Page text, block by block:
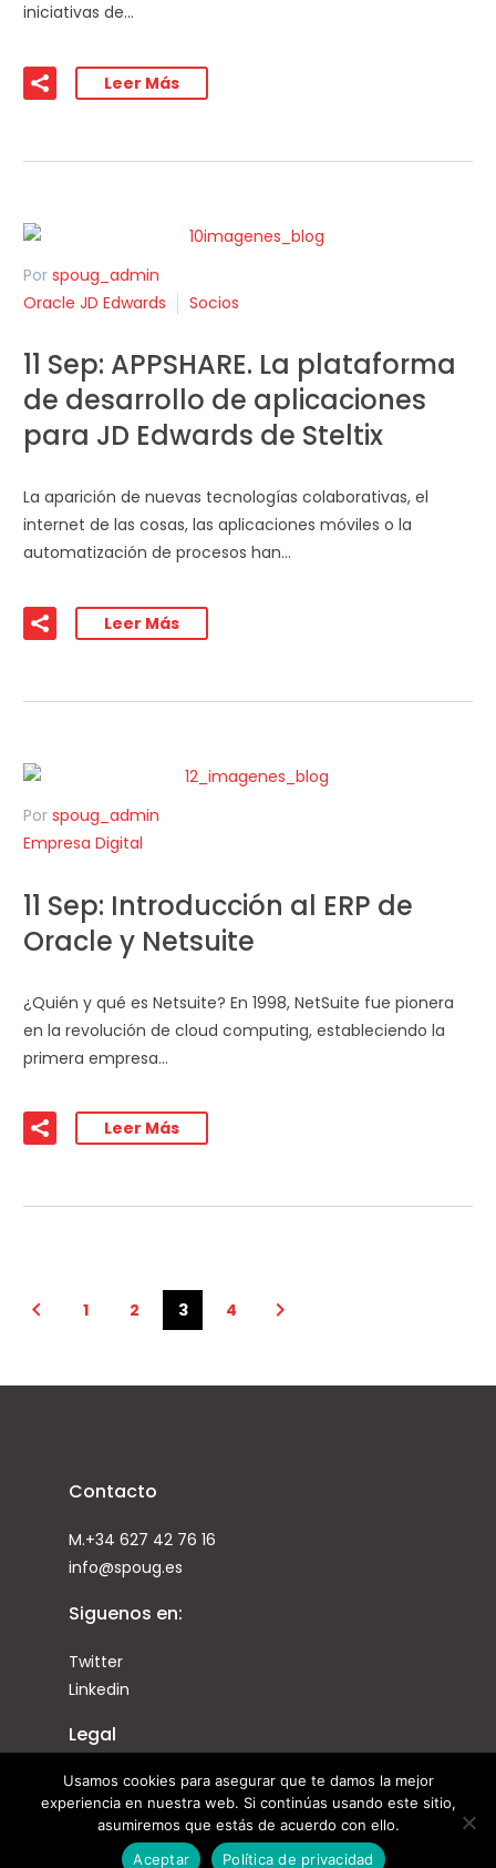
iniciativas de…
Leer Más
Por spoug_admin
Oracle JD Edwards
Socios
11 Sep: APPSHARE. La plataforma
de desarrollo de aplicaciones
para JD Edwards de Steltix
La aparición de nuevas tecnologías colaborativas, el
internet de las cosas, las aplicaciones móviles o la
automatización de procesos han…
Leer Más
Por spoug_admin
Empresa Digital
11 Sep: Introducción al ERP de
Oracle y Netsuite
¿Quién y qué es Netsuite? En 1998, NetSuite fue pionera
en la revolución de cloud computing, estableciendo la
primera empresa…
Leer Más
1 2 3 4
Contacto
M.+34 627 42 76 16
info@spoug.es
Siguenos en:
Twitter
Linkedin
Legal
Condiciones de uso
Cookies
Privacidad
Usamos cookies para asegurar que te damos la mejor
experiencia en nuestra web. Si continúas usando este sitio,
asumiremos que estás de acuerdo con ello.
Aceptar
Política de privacidad